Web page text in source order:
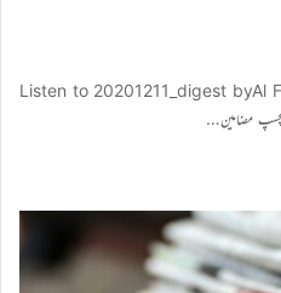
Listen to 20201211_digest byAl
مضامین…